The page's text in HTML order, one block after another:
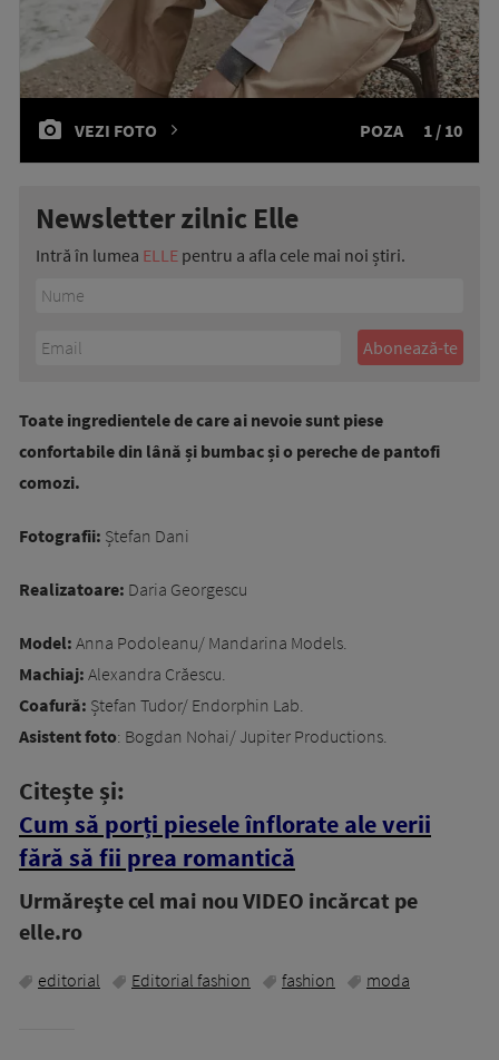
VEZI FOTO POZA 1 / 10
Newsletter zilnic Elle
Intră în lumea ELLE pentru a afla cele mai noi știri.
Toate ingredientele de care ai nevoie sunt piese
confortabile din lână și bumbac și o pereche de pantofi
comozi.
Fotografii: Ștefan Dani
Realizatoare: Daria Georgescu
Model: Anna Podoleanu/ Mandarina Models.
Machiaj: Alexandra Crăescu.
Coafură: Ștefan Tudor/ Endorphin Lab.
Asistent foto: Bogdan Nohai/ Jupiter Productions.
Citește și:
Cum să porți piesele înflorate ale verii
fără să fii prea romantică
Urmăreşte cel mai nou VIDEO incărcat pe
elle.ro
editorial Editorial fashion fashion moda